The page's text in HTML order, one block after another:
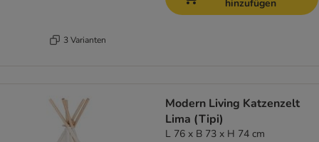
3 Varianten
hinzufügen
Modern Living Katzenzelt
Lima (Tipi)
L 76 x B 73 x H 74 cm